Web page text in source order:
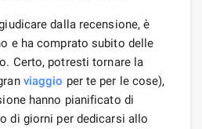
dalla recensione, è
e ha comprato subito delle
Certo, potresti tornare la
viaggio per te per le cose),
hanno pianificato di
di giorni per dedicarsi allo